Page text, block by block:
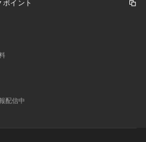
イント
配信中